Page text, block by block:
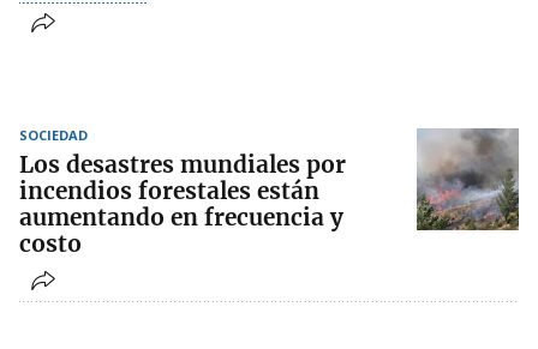
SOCIEDAD
Los desastres mundiales por
incendios forestales están
aumentando en frecuencia y
costo